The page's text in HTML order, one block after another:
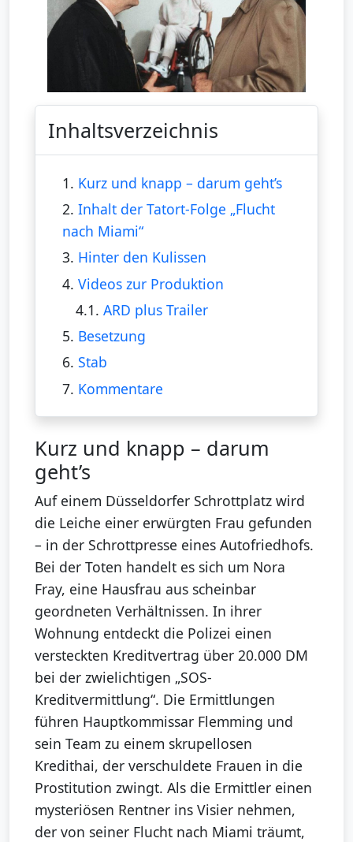
Inhaltsverzeichnis
1. Kurz und knapp – darum geht’s
2. Inhalt der Tatort-Folge „Flucht
nach Miami“
3. Hinter den Kulissen
4. Videos zur Produktion
4.1.ARD plus Trailer
5. Besetzung
6. Stab
7. Kommentare
Kurz und knapp – darum
geht’s
Auf einem Düsseldorfer Schrottplatz wird
die Leiche einer erwürgten Frau gefunden
– in der Schrottpresse eines Autofriedhofs.
Bei der Toten handelt es sich um Nora
Fray, eine Hausfrau aus scheinbar
geordneten Verhältnissen. In ihrer
Wohnung entdeckt die Polizei einen
versteckten Kreditvertrag über 20.000 DM
bei der zwielichtigen „SOS-
Kreditvermittlung“. Die Ermittlungen
führen Hauptkommissar Flemming und
sein Team zu einem skrupellosen
Kredithai, der verschuldete Frauen in die
Prostitution zwingt. Als die Ermittler einen
mysteriösen Rentner ins Visier nehmen,
der von seiner Flucht nach Miami träumt,